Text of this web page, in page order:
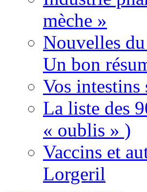
mèche »
Nouvelles
Un bon
Vos intestins
La liste des
« oublis » )
Vaccins et
Lorgeril